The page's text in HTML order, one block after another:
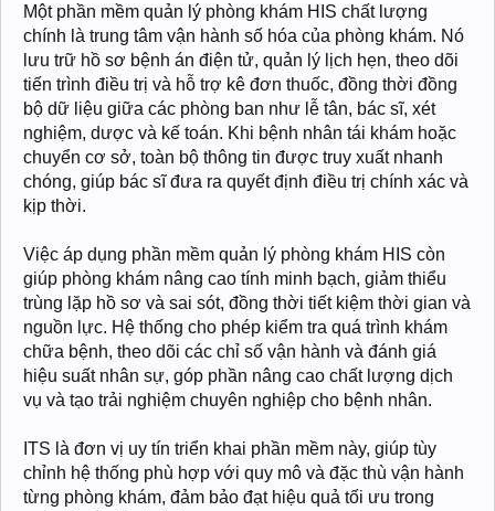
Một phần mềm quản lý phòng khám HIS chất lượng
chính là trung tâm vận hành số hóa của phòng khám. Nó
lưu trữ hồ sơ bệnh án điện tử, quản lý lịch hẹn, theo dõi
tiến trình điều trị và hỗ trợ kê đơn thuốc, đồng thời đồng
bộ dữ liệu giữa các phòng ban như lễ tân, bác sĩ, xét
nghiệm, dược và kế toán. Khi bệnh nhân tái khám hoặc
chuyển cơ sở, toàn bộ thông tin được truy xuất nhanh
chóng, giúp bác sĩ đưa ra quyết định điều trị chính xác và
kịp thời.
Việc áp dụng phần mềm quản lý phòng khám HIS còn
giúp phòng khám nâng cao tính minh bạch, giảm thiểu
trùng lặp hồ sơ và sai sót, đồng thời tiết kiệm thời gian và
nguồn lực. Hệ thống cho phép kiểm tra quá trình khám
chữa bệnh, theo dõi các chỉ số vận hành và đánh giá
hiệu suất nhân sự, góp phần nâng cao chất lượng dịch
vụ và tạo trải nghiệm chuyên nghiệp cho bệnh nhân.
ITS là đơn vị uy tín triển khai phần mềm này, giúp tùy
chỉnh hệ thống phù hợp với quy mô và đặc thù vận hành
từng phòng khám, đảm bảo đạt hiệu quả tối ưu trong